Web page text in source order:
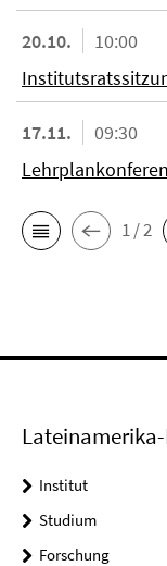
20.10.
10:00
17.11.
09:30
1 / 2
Institut
Studium
Forschung